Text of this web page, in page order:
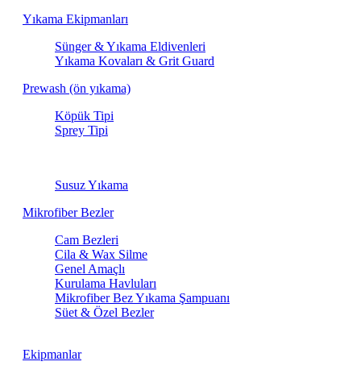
Yıkama Ekipmanları
Sünger & Yıkama Eldivenleri
Yıkama Kovaları & Grit Guard
Prewash (ön yıkama)
Köpük Tipi
Sprey Tipi
Susuz Yıkama
Mikrofiber Bezler
Cam Bezleri
Cila & Wax Silme
Genel Amaçlı
Kurulama Havluları
Mikrofiber Bez Yıkama Şampuanı
Süet & Özel Bezler
Ekipmanlar